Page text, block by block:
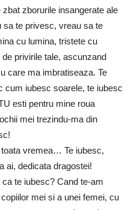
zborurile insangerate ale
sa te privesc, vreau sa te
cu lumina, tristete cu
privirile tale, ascunzand
care ma imbratiseaza. Te
cum iubesc soarele, te iubesc
esti pentru mine roua
mei trezindu-ma din
vremea… Te iubesc,
ai, dedicata dragostei!
te iubesc? Cand te-am
mei si a unei femei, cu